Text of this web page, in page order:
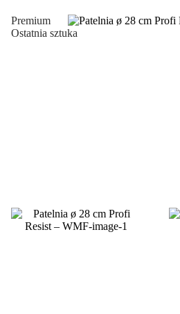
Premium
Ostatnia sztuka